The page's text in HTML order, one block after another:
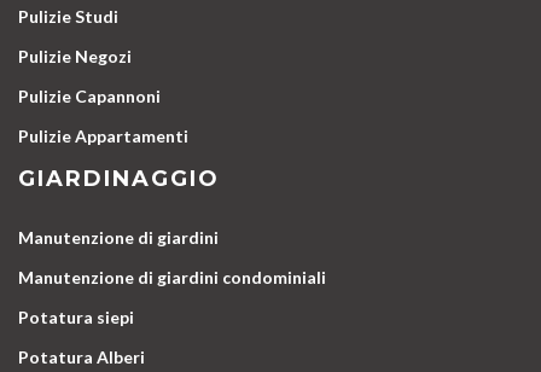
Pulizie Studi
Pulizie Negozi
Pulizie Capannoni
Pulizie Appartamenti
GIARDINAGGIO
Manutenzione di giardini
Manutenzione di giardini condominiali
Potatura siepi
Potatura Alberi